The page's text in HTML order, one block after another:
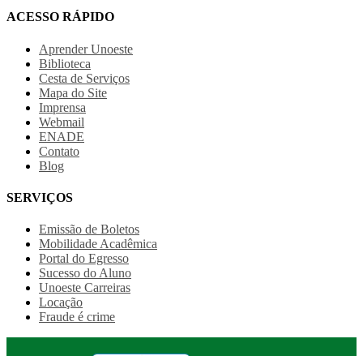
ACESSO RÁPIDO
Aprender Unoeste
Biblioteca
Cesta de Serviços
Mapa do Site
Imprensa
Webmail
ENADE
Contato
Blog
SERVIÇOS
Emissão de Boletos
Mobilidade Acadêmica
Portal do Egresso
Sucesso do Aluno
Unoeste Carreiras
Locação
Fraude é crime